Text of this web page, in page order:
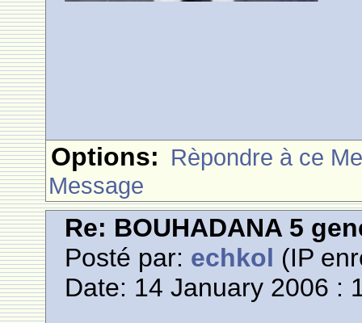
Options: Rèpondre à ce
Message
Re: BOUHADANA 5
Posté par: echkol (IP
Date: 14 January 2006 :